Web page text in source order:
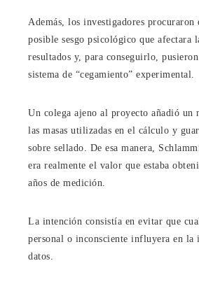
Además, los investigadores
posible sesgo psicológico que afectara
resultados y, para conseguirlo,
sistema de “cegamiento” experimental.
Un colega ajeno al proyecto añadió un
las masas utilizadas en el cálculo y
sobre sellado. De esa manera,
era realmente el valor que estaba
años de medición.
La intención consistía en evitar que
personal o inconsciente influyera en la
datos.